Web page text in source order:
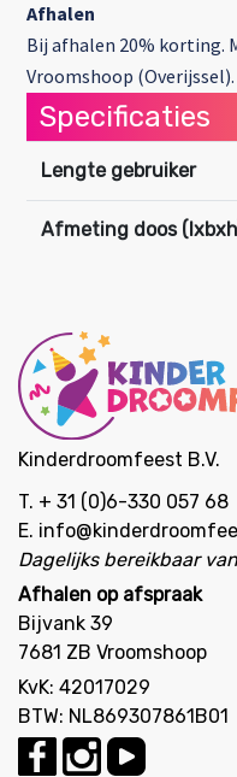
Afhalen
Bij afhalen 20% korting.
Vroomshoop (Overijssel).
Specificaties
Lengte gebruiker
Afmeting doos
Kinderdroomfeest B.V.
T. + 31 (0)6-330 057 68
E.
Dagelijks bereikbaar
Afhalen op afspraak
Bijvank 39
7681 ZB Vroomshoop
KvK: 42017029
BTW: NL869307861B01